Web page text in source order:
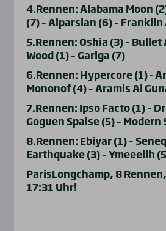
4.Rennen: Alabama Moon
(7) – Alparslan (6) – Franklin
5.Rennen: Oshia (3) –
Wood (1) – Gariga (7)
6.Rennen: Hypercore (1) -
Mononof (4) – Aramis Al
7.Rennen: Ipso Facto (1) –
Goguen Spaise (5) – Modern
8.Rennen: Ebiyar (1) –
Earthquake (3) – Ymeeelih
ParisLongchamp, 8
17:31 Uhr!